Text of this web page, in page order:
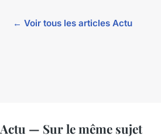
← Voir tous les articles Actu
Actu — Sur le même sujet